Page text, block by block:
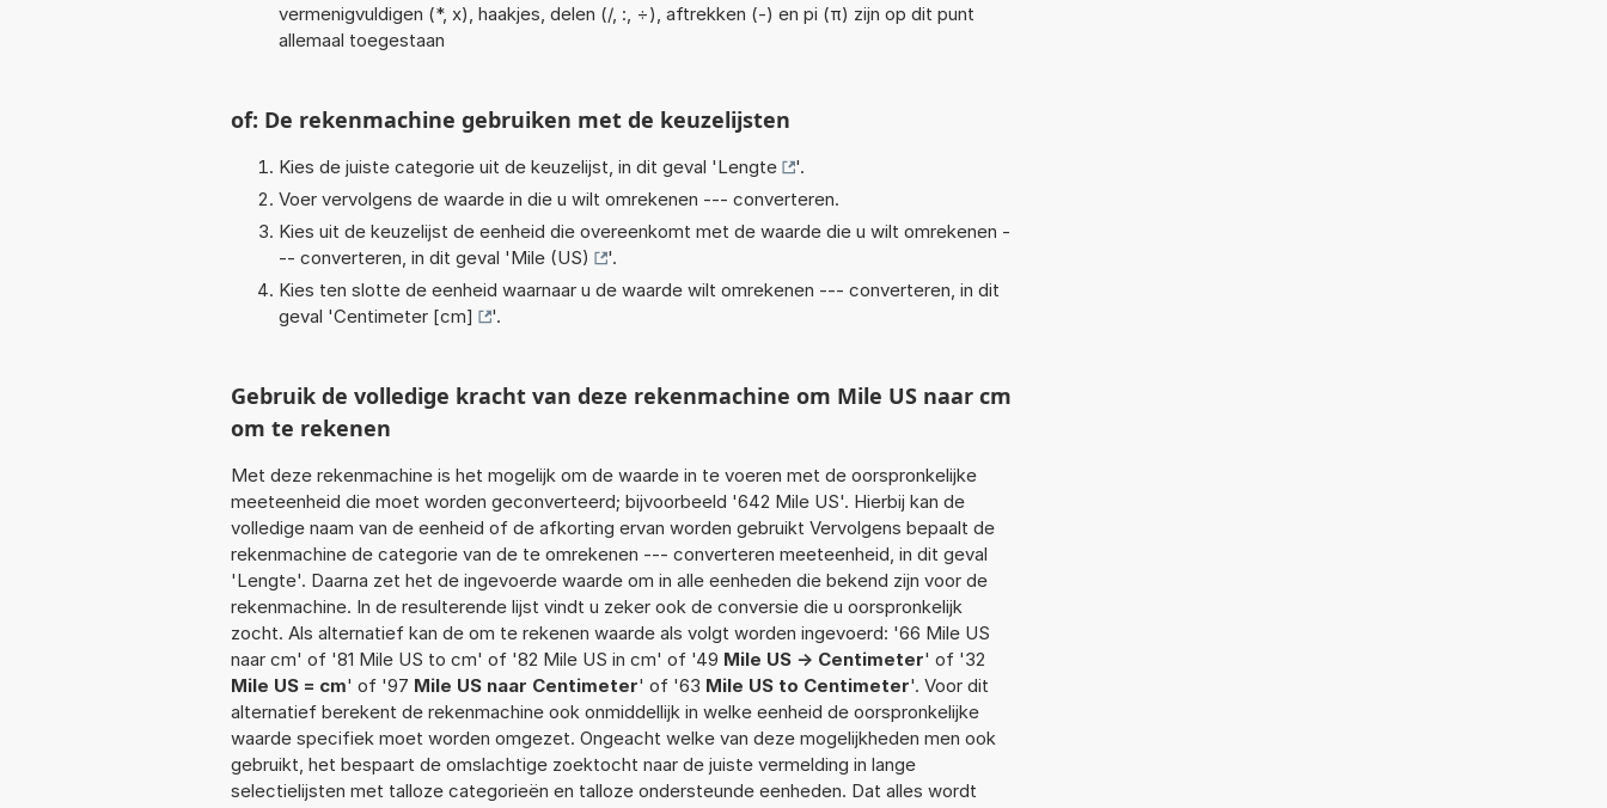
vermenigvuldigen (*, x), haakjes, delen (/, :, ÷), aftrekken (-) en pi (π) zijn op dit punt
allemaal toegestaan
of: De rekenmachine gebruiken met de keuzelijsten
Kies de juiste categorie uit de keuzelijst, in dit geval 'Lengte
'.
Voer vervolgens de waarde in die u wilt omrekenen --- converteren.
Kies uit de keuzelijst de eenheid die overeenkomt met de waarde die u wilt omrekenen -
-- converteren, in dit geval 'Mile (US)
'.
Kies ten slotte de eenheid waarnaar u de waarde wilt omrekenen --- converteren, in dit
geval 'Centimeter [cm] '.
Gebruik de volledige kracht van deze rekenmachine om Mile US naar cm
om te rekenen
Met deze rekenmachine is het mogelijk om de waarde in te voeren met de oorspronkelijke
meeteenheid die moet worden geconverteerd; bijvoorbeeld '642 Mile US'. Hierbij kan de
volledige naam van de eenheid of de afkorting ervan worden gebruikt Vervolgens bepaalt de
rekenmachine de categorie van de te omrekenen --- converteren meeteenheid, in dit geval
'Lengte'. Daarna zet het de ingevoerde waarde om in alle eenheden die bekend zijn voor de
rekenmachine. In de resulterende lijst vindt u zeker ook de conversie die u oorspronkelijk
zocht. Als alternatief kan de om te rekenen waarde als volgt worden ingevoerd: '66 Mile US
naar cm' of '81 Mile US to cm' of '82 Mile US in cm' of '49 Mile US -> Centimeter' of '32
Mile US = cm' of '97 Mile US naar Centimeter' of '63 Mile US to Centimeter'. Voor dit
alternatief berekent de rekenmachine ook onmiddellijk in welke eenheid de oorspronkelijke
waarde specifiek moet worden omgezet. Ongeacht welke van deze mogelijkheden men ook
gebruikt, het bespaart de omslachtige zoektocht naar de juiste vermelding in lange
selectielijsten met talloze categorieën en talloze ondersteunde eenheden. Dat alles wordt